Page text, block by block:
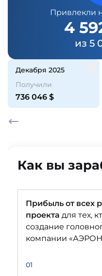
Привлекли
4
из 5
декабря 2025
Получили
736 046 $
Как вы
Прибыль от всех
проекта для тех,
создание
компании
01